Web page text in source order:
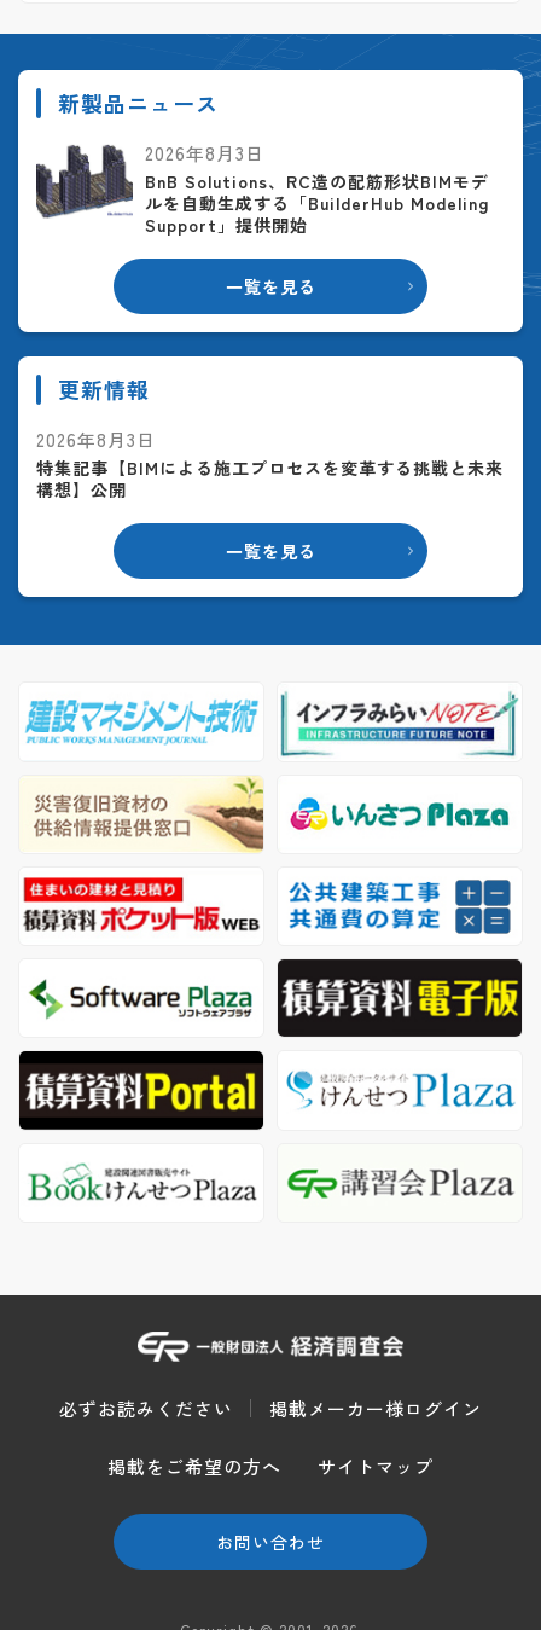
新製品ニュース
一覧を見る
2026年8月3日
BnB Solutions、RC造の配筋形状BIMモデ
ルを自動生成する「BuilderHub Modeling
Support」提供開始
更新情報
一覧を見る
2026年8月3日
特集記事【BIMによる施工プロセスを変革する挑戦と未来
構想】公開
必ずお読みください 掲載メーカー様ログイン
掲載をご希望の方へ サイトマップ
お問い合わせ